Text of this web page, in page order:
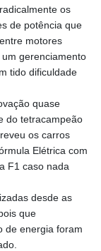
os
de potência que
motores
gerenciamento
tido dificuldade
quase
do tetracampeão
os carros
Elétrica com
F1 caso nada
desde as
que
de energia foram